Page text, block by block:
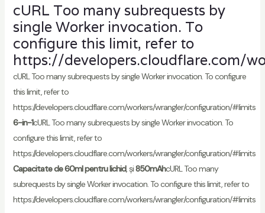
cURL Too many subrequests by
single Worker invocation. To
configure this limit, refer to
https://developers.cloudflare.com/
cURL Too many subrequests by single Worker invocation. To configure
this limit, refer to
https://developers.cloudflare.com/workers/wrangler/configuration/#limits
6-in-1cURL Too many subrequests by single Worker invocation. To
configure this limit, refer to
https://developers.cloudflare.com/workers/wrangler/configuration/#limits
Capacitate de 60ml pentru lichid, și850mAhcURL Too many
subrequests by single Worker invocation. To configure this limit, refer to
https://developers.cloudflare.com/workers/wrangler/configuration/#limits